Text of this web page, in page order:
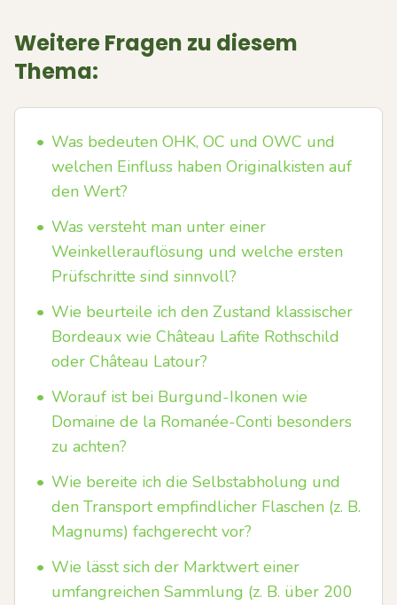
Weitere Fragen zu diesem
Thema:
• Was bedeuten OHK, OC und OWC und
welchen Einfluss haben Originalkisten auf
den Wert?
• Was versteht man unter einer
Weinkellerauflösung und welche ersten
Prüfschritte sind sinnvoll?
• Wie beurteile ich den Zustand klassischer
Bordeaux wie Château Lafite Rothschild
oder Château Latour?
• Worauf ist bei Burgund-Ikonen wie
Domaine de la Romanée-Conti besonders
zu achten?
• Wie bereite ich die Selbstabholung und
den Transport empfindlicher Flaschen (z. B.
Magnums) fachgerecht vor?
• Wie lässt sich der Marktwert einer
umfangreichen Sammlung (z. B. über 200